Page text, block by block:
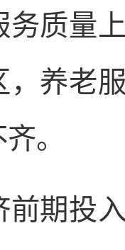
务质量
，养老
。
投入